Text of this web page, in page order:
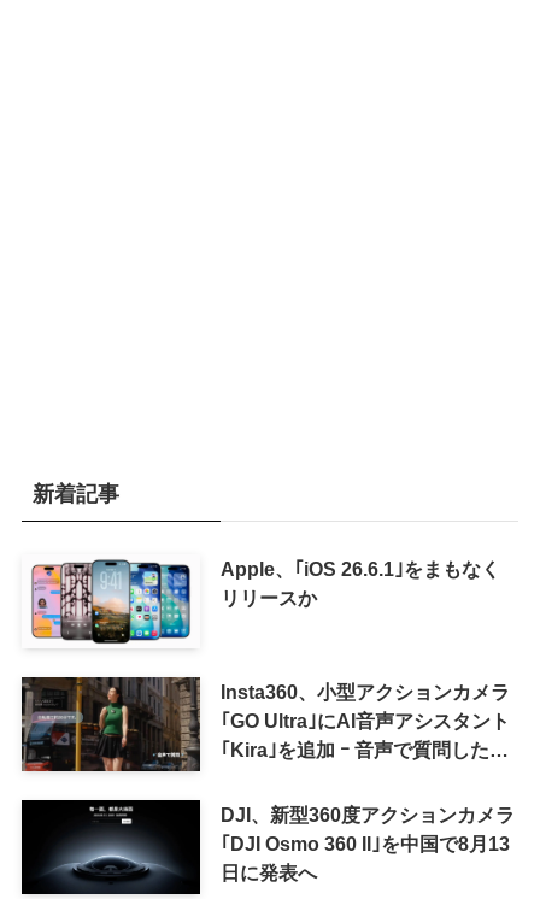
新着記事
Apple、｢iOS 26.6.1｣をまもなく
リリースか
Insta360、小型アクションカメラ
｢GO Ultra｣にAI音声アシスタント
｢Kira｣を追加 ｰ 音声で質問した
可能に
DJI、新型360度アクションカメラ
｢DJI Osmo 360 II｣を中国で8月13
日に発表へ